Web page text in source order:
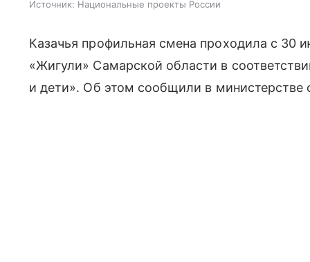
Источник: Национальные проекты России
Казачья профильная смена проходила с 30
«Жигули» Самарской области в
и дети». Об этом сообщили в министерстве